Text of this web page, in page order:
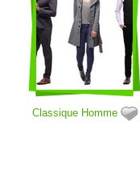
Classique Homme